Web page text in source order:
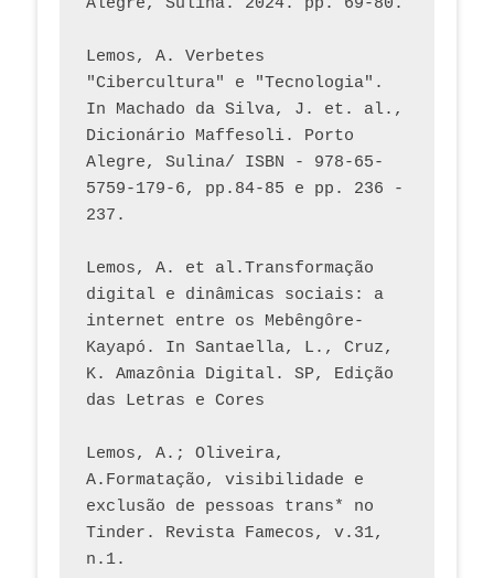
Lemos, A. Verbetes
"Cibercultura" e "Tecnologia".
In Machado da Silva, J. et. al.,
Dicionário Maffesoli. Porto
Alegre, Sulina/ ISBN - 978-65-
5759-179-6, pp.84-85 e pp. 236 -
237.
Lemos, A. et al.Transformação
digital e dinâmicas sociais: a
internet entre os Mebêngôre-
Kayapó. In Santaella, L., Cruz,
K. Amazônia Digital. SP, Edição
das Letras e Cores
Lemos, A.; Oliveira,
A.Formatação, visibilidade e
exclusão de pessoas trans* no
Tinder. Revista Famecos, v.31,
n.1.